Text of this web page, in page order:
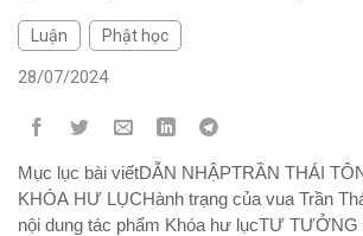
Luận Phật học
28/07/2024
Mục lục bài viếtDẪN NHẬPTRẦN THÁI
KHÓA HƯ LỤCHành trạng của vua Trần
nội dung tác phẩm Khóa hư lụcTƯ